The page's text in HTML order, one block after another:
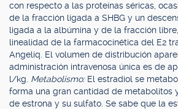
con respecto a las proteínas séricas,
de la fracción ligada a SHBG y un
ligada a la albúmina y de la fracción
linealidad de la farmacocinética del E2
Angeliq. El volumen de distribución
administración intravenosa única es de
l/kg. Metabolismo: El estradiol se
forma una gran cantidad de metabolitos
de estrona y su sulfato. Se sabe que la